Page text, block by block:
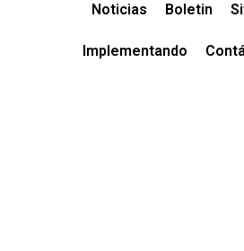
Noticias Boletin
Implementando